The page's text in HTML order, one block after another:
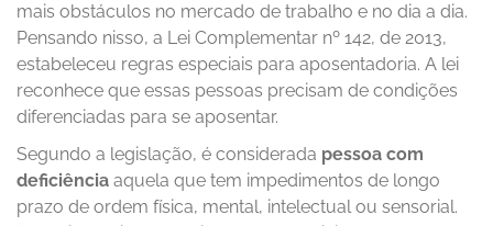
mais obstáculos no mercado de trabalho e no dia a dia.
Pensando nisso, a Lei Complementar nº 142, de 2013,
estabeleceu regras especiais para aposentadoria. A lei
reconhece que essas pessoas precisam de condições
diferenciadas para se aposentar.
Segundo a legislação, é considerada pessoa com
deficiência aquela que tem impedimentos de longo
prazo de ordem física, mental, intelectual ou sensorial.